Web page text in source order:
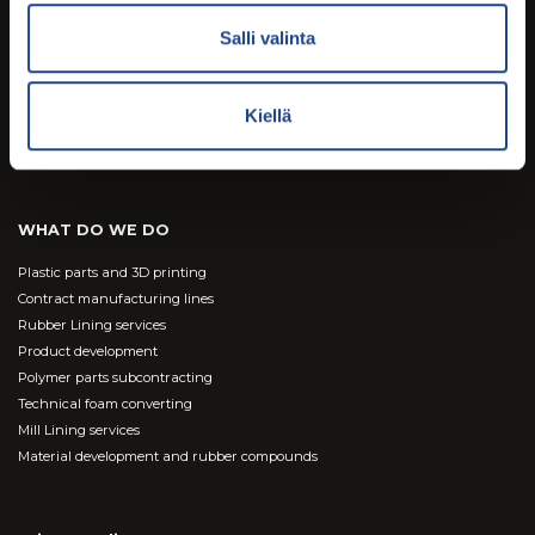
Salli valinta
Kiellä
Customized polyurethane cast products
Rubber bearing pads for construction
WHAT DO WE DO
Plastic parts and 3D printing
Contract manufacturing lines
Rubber Lining services
Product development
Polymer parts subcontracting
Technical foam converting
Mill Lining services
Material development and rubber compounds